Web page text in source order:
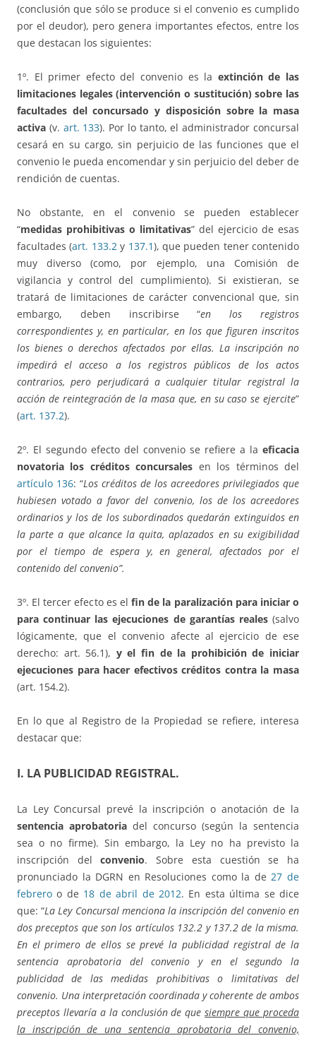
(conclusión que sólo se produce si el convenio es cumplido
por el deudor), pero genera importantes efectos, entre los
que destacan los siguientes:
1º. El primer efecto del convenio es la extinción de las
limitaciones legales (intervención o sustitución) sobre las
facultades del concursado y disposición sobre la masa
activa (v. art. 133). Por lo tanto, el administrador concursal
cesará en su cargo, sin perjuicio de las funciones que el
convenio le pueda encomendar y sin perjuicio del deber de
rendición de cuentas.
No obstante, en el convenio se pueden establecer
“medidas prohibitivas o limitativas” del ejercicio de esas
facultades (art. 133.2y 137.1), que pueden tener contenido
muy diverso (como, por ejemplo, una Comisión de
vigilancia y control del cumplimiento). Si existieran, se
tratará de limitaciones de carácter convencional que, sin
embargo, deben inscribirse “en los registros
correspondientes y, en particular, en los que figuren inscritos
los bienes o derechos afectados por ellas. La inscripción no
impedirá el acceso a los registros públicos de los actos
contrarios, pero perjudicará a cualquier titular registral la
acción de reintegración de la masa que, en su caso se ejercite”
(art. 137.2).
2º. El segundo efecto del convenio se refiere a la eficacia
novatoria los créditos concursales en los términos del
artículo 136: “Los créditos de los acreedores privilegiados que
hubiesen votado a favor del convenio, los de los acreedores
ordinarios y los de los subordinados quedarán extinguidos en
la parte a que alcance la quita, aplazados en su exigibilidad
por el tiempo de espera y, en general, afectados por el
contenido del convenio”.
3º. El tercer efecto es el fin de la paralización para iniciar o
para continuar las ejecuciones de garantías reales(salvo
lógicamente, que el convenio afecte al ejercicio de ese
derecho: art. 56.1), y el fin de la prohibición de iniciar
ejecuciones para hacer efectivos créditos contra la masa
(art. 154.2).
En lo que al Registro de la Propiedad se refiere, interesa
destacar que:
I. LA PUBLICIDAD REGISTRAL.
La Ley Concursal prevé la inscripción o anotación de la
sentencia aprobatoria del concurso (según la sentencia
sea o no firme). Sin embargo, la Ley no ha previsto la
inscripción delconvenio. Sobre esta cuestión se ha
pronunciado la DGRN en Resoluciones como la de27 de
febrero o de 18 de abril de 2012. En esta última se dice
que: “La Ley Concursal menciona la inscripción del convenio en
dos preceptos que son los artículos 132.2 y 137.2 de la misma.
En el primero de ellos se prevé la publicidad registral de la
sentencia aprobatoria del convenio y en el segundo la
publicidad de las medidas prohibitivas o limitativas del
convenio. Una interpretación coordinada y coherente de ambos
preceptos llevaría a la conclusión de quesiempre que proceda
la inscripción de una sentencia aprobatoria del convenio,